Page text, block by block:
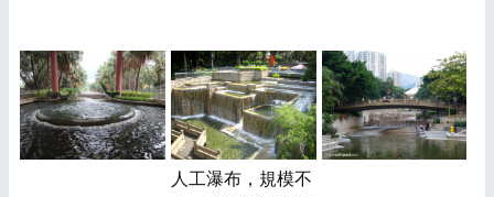
人工瀑布，規模不